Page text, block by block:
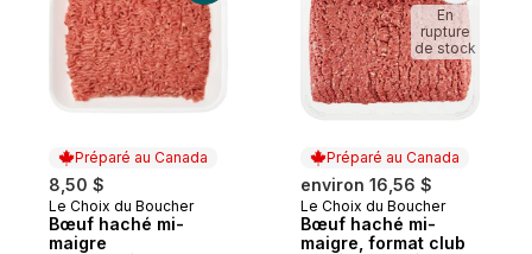
Préparé au Canada
8,50 $
Préparé au Canada
Le Choix du Boucher
Bœuf haché mi-
maigre
Préparé au Canada
environ 16,56 $
Préparé au Canada
Le Choix du Boucher
Bœuf haché mi-
maigre, format club
En
rupture
de stock